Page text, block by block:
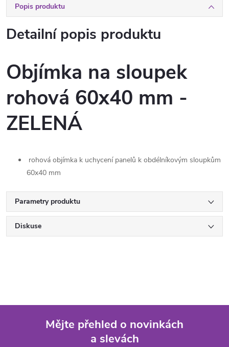
Popis produktu
Detailní popis produktu
Objímka na sloupek
rohová 60x40 mm -
ZELENÁ
rohová objímka k uchycení panelů k obdélníkovým sloupkům
60x40 mm
Parametry produktu
Diskuse
Mějte přehled o novinkách
a slevách